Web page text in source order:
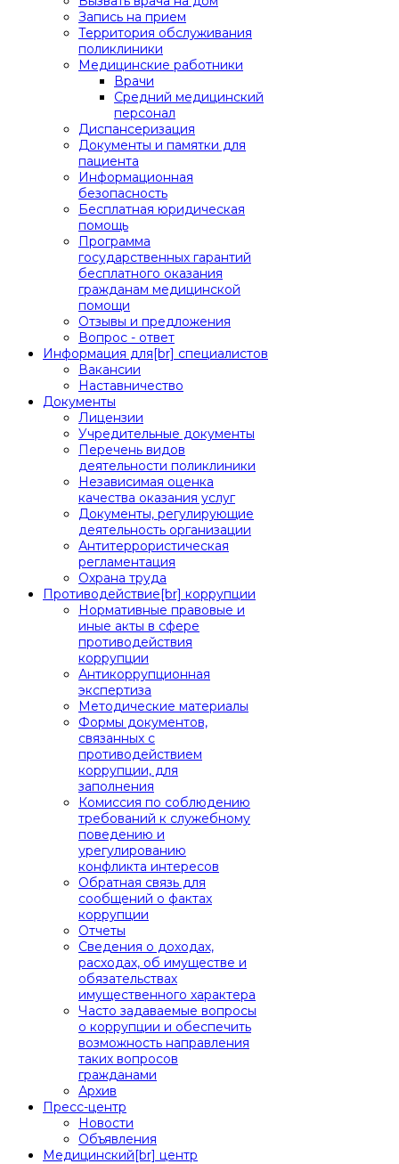
Запись на прием
Территория обслуживания
поликлиники
Медицинские работники
Врачи
Средний медицинский
персонал
Диспансеризация
Документы и памятки для
пациента
Информационная
безопасность
Бесплатная юридическая
помощь
Программа
государственных гарантий
бесплатного оказания
гражданам медицинской
помощи
Отзывы и предложения
Вопрос - ответ
Информация для[br] специалистов
Вакансии
Наставничество
Документы
Лицензии
Учредительные документы
Перечень видов
деятельности поликлиники
Независимая оценка
качества оказания услуг
Документы, регулирующие
деятельность организации
Антитеррористическая
регламентация
Охрана труда
Противодействие[br] коррупции
Нормативные правовые и
иные акты в сфере
противодействия
коррупции
Антикоррупционная
экспертиза
Методические материалы
Формы документов,
связанных с
противодействием
коррупции, для
заполнения
Комиссия по соблюдению
требований к служебному
поведению и
урегулированию
конфликта интересов
Обратная связь для
сообщений о фактах
коррупции
Отчеты
Сведения о доходах,
расходах, об имуществе и
обязательствах
имущественного характера
Часто задаваемые вопросы
о коррупции и обеспечить
возможность направления
таких вопросов
гражданами
Архив
Пресс-центр
Новости
Объявления
Медицинский[br] центр